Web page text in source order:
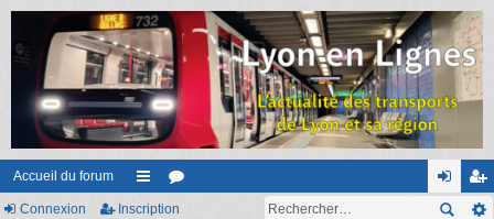
Accueil du forum
ac or on ns
Connexion Inscription